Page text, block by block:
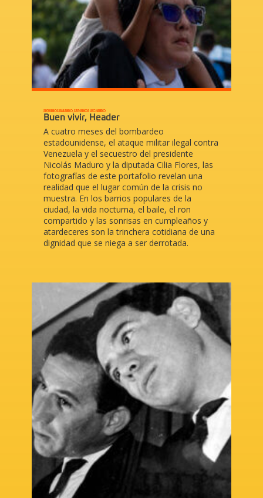
SEGUIMOS BAILANDO, SEGUIMOS LUCHANDO
Buen vivir, Header
A cuatro meses del bombardeo
estadounidense, el ataque militar ilegal contra
Venezuela y el secuestro del presidente
Nicolás Maduro y la diputada Cilia Flores, las
fotografías de este portafolio revelan una
realidad que el lugar común de la crisis no
muestra. En los barrios populares de la
ciudad, la vida nocturna, el baile, el ron
compartido y las sonrisas en cumpleaños y
atardeceres son la trinchera cotidiana de una
dignidad que se niega a ser derrotada.